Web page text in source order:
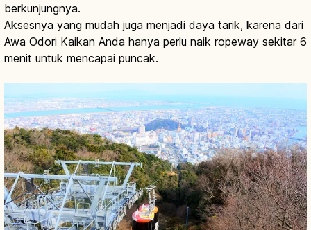
berkunjungnya.
Aksesnya yang mudah juga menjadi daya tarik, karena dari
Awa Odori Kaikan Anda hanya perlu naik ropeway sekitar 6
menit untuk mencapai puncak.